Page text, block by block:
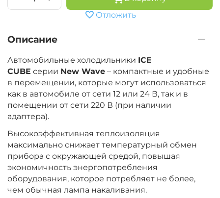
Отложить
Описание
Автомобильные холодильники ICE
CUBE серии New Wave – компактные и удобные
в перемещении, которые могут использоваться
как в автомобиле от сети 12 или 24 В, так и в
помещении от сети 220 В (при наличии
адаптера).
Высокоэффективная теплоизоляция
максимально снижает температурный обмен
прибора с окружающей средой, повышая
экономичность энергопотребления
оборудования, которое потребляет не более,
чем обычная лампа накаливания.